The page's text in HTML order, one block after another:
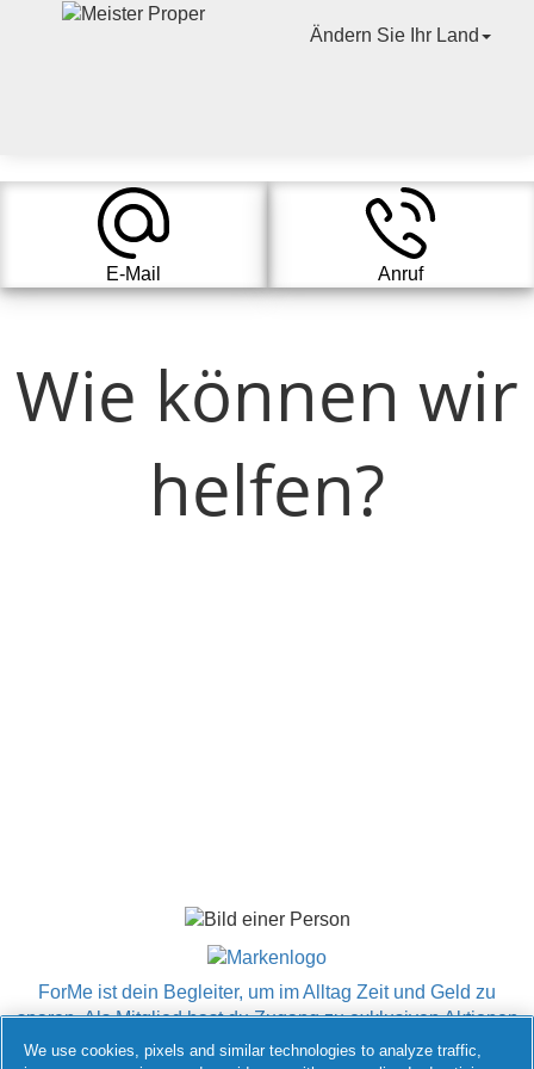
Ändern Sie Ihr Land
E-Mail Anruf
Wie können wir
helfen?
ForMe ist dein Begleiter, um im Alltag Zeit und Geld zu
sparen. Als Mitglied hast du Zugang zu exklusiven Aktionen
Deiner Lieblingsmarken – Cashback-Aktionen, Gratisproben,
We use cookies, pixels and similar technologies to analyze traffic,